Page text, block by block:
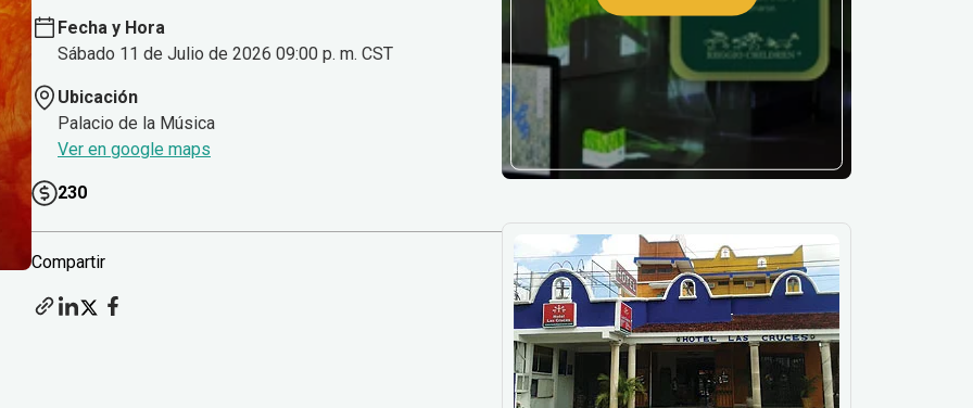
Fecha y Hora
Sábado 11 de Julio de 2026 09:00 p. m. CST
Ubicación
Palacio de la Música
Ver en google maps
230
Compartir